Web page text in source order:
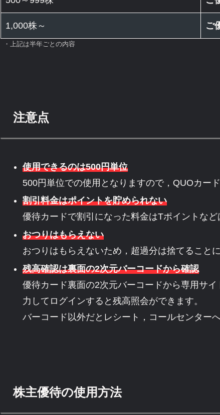
1,000株～ ご
・上記は半年ごとの内容
注意点
使用できるのは500円単位
500円単位での使用となりますので，QUOカー
割引料金はポイントを貯められない
優待カードで割引になった料金はTポイントなど
おつりはもらえない
おつりはもらえないため，超過分は捨てることに
残高確認は裏面の2次元バーコードから確認
優待カード裏面の2次元バーコードから専用サ
力してログインすると残高照会ができます。
バーコード以外だとレシート，コールセンター
株主優待の使用方法